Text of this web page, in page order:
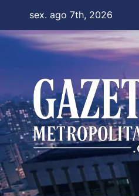
content
sex. ago 7th, 2026